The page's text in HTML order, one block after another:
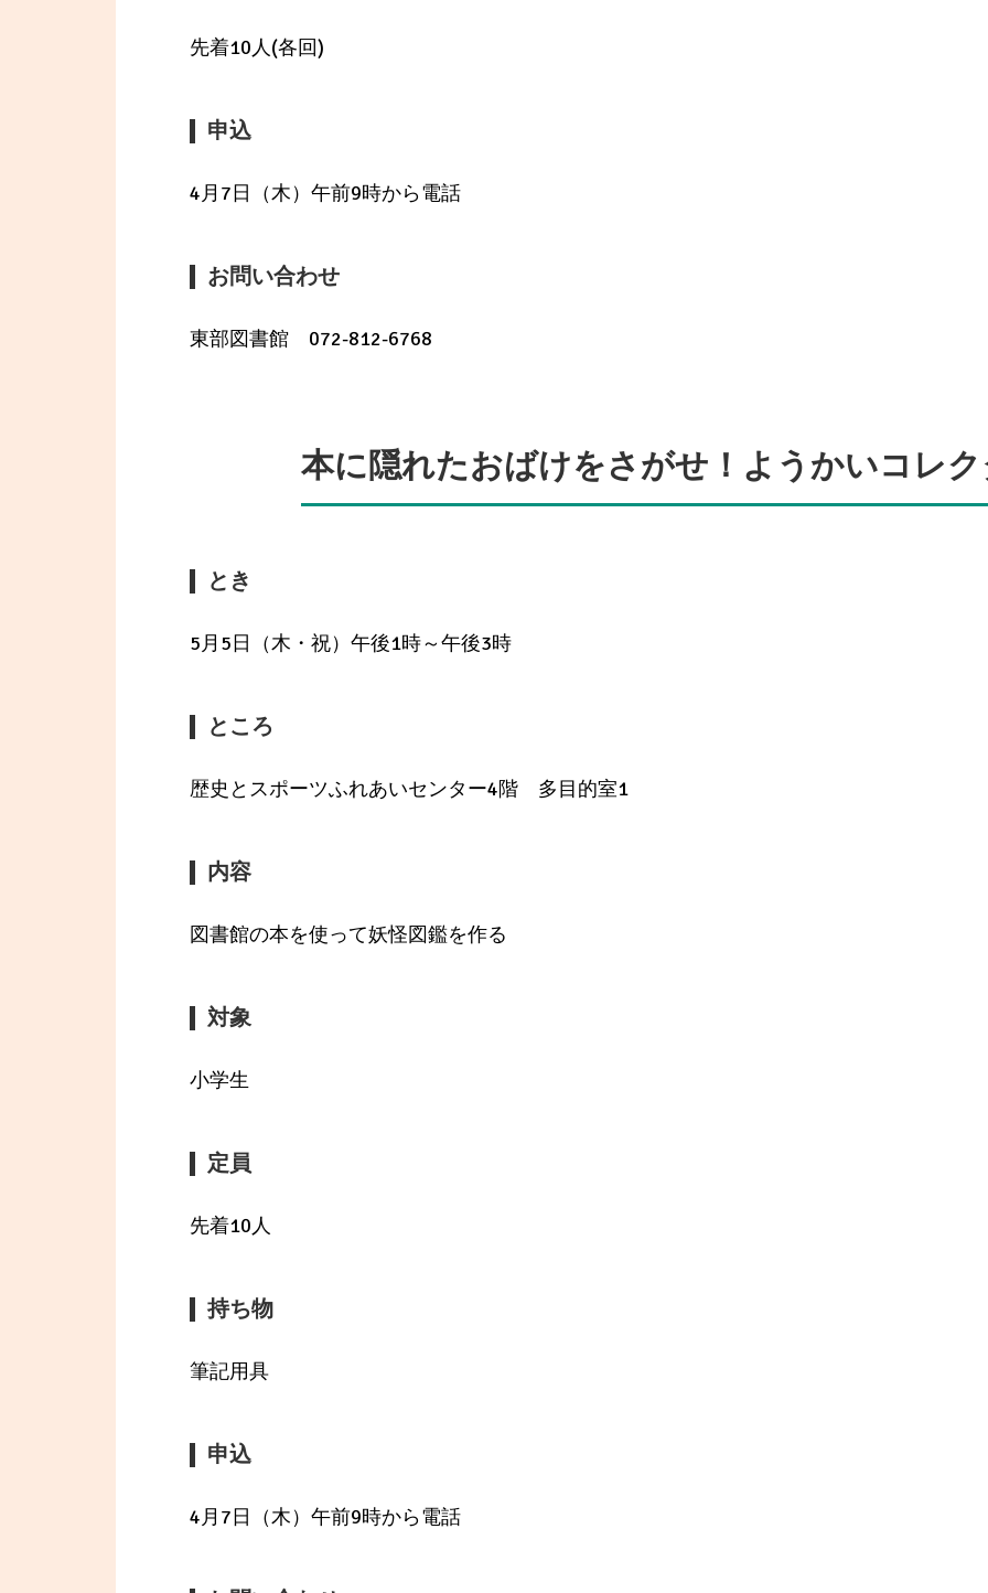
先着10人(各回)
申込
4月7日（木）午前9時から電話
お問い合わせ
東部図書館 072-812-6768
本に隠れたおばけをさがせ！ようかいコレ
とき
5月5日（木・祝）午後1時～午後3時
ところ
歴史とスポーツふれあいセンター4階 多目的室1
内容
図書館の本を使って妖怪図鑑を作る
対象
小学生
定員
先着10人
持ち物
筆記用具
申込
4月7日（木）午前9時から電話